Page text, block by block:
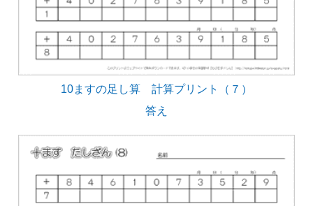
10ますの足し算 計算プリント（７）
答え